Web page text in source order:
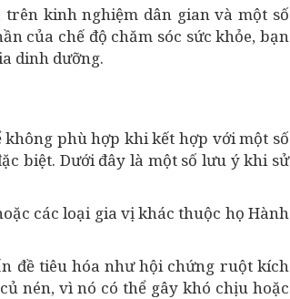
kinh nghiệm dân gian và một số
của chế độ chăm sóc sức khỏe, bạn
dinh dưỡng.
phù hợp khi kết hợp với một số
biệt. Dưới đây là một số lưu ý khi sử
các loại gia vị khác thuộc họ Hành
đề tiêu hóa như hội chứng ruột kích
nén, vì nó có thể gây khó chịu hoặc